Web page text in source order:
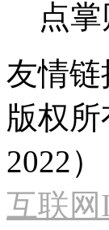
点
友情链
版权所
2022）
互联网